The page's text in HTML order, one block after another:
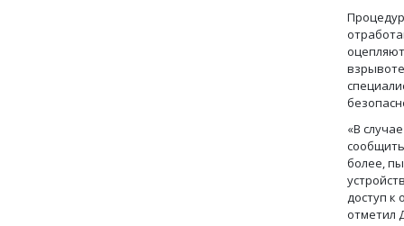
«В
более,
доступ к
отметил